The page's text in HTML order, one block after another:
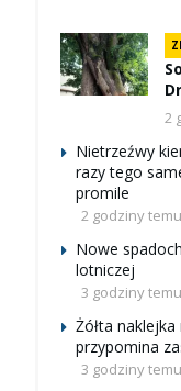
2
Nietrzeźwy
razy tego
promile
2 godziny temu
Nowe
lotniczej
3 godziny temu
Żółta
przypomina
3 godziny temu